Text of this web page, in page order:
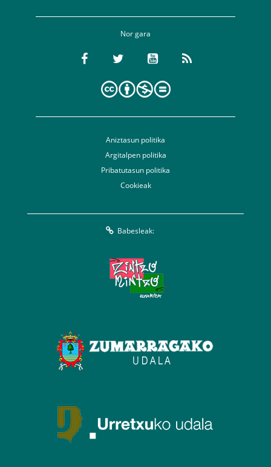
Nor gara
Aniztasun politika
Argitalpen politika
Pribatutasun politika
Cookieak
Babesleak: